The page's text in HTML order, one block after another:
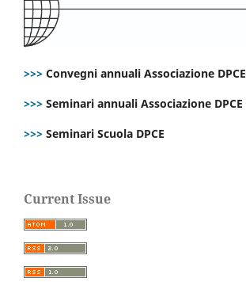
>>> Convegni annuali Associazione DPCE
>>> Seminari annuali Associazione DPCE
>>> Seminari Scuola DPCE
Current Issue